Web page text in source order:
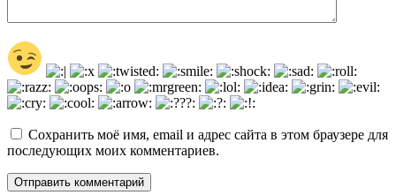
Сохранить моё имя, email и адрес сайта в этом браузере для
последующих моих комментариев.